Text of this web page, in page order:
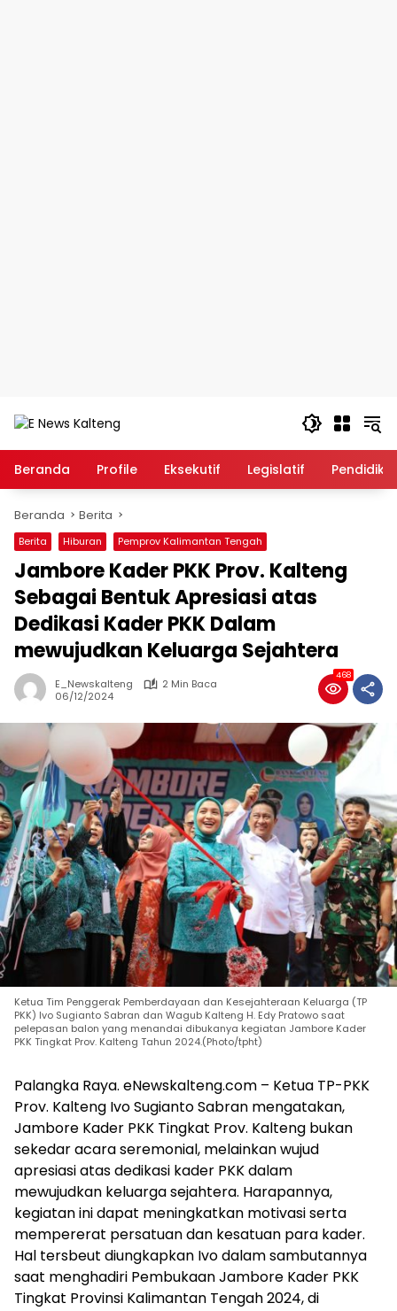
Beranda
Profile Eksekutif Legislatif
Beranda Berita
Berita Hiburan Pemprov Kalimantan Tengah
Jambore Kader PKK Prov. Kalteng
Sebagai Bentuk Apresiasi atas
Dedikasi Kader PKK Dalam
mewujudkan Keluarga Sejahtera
E_Newskalteng
2 Min Baca
06/12/2024
468
Ketua Tim Penggerak Pemberdayaan dan Kesejahteraan Keluarga (TP
PKK) Ivo Sugianto Sabran dan Wagub Kalteng H. Edy Pratowo saat
pelepasan balon yang menandai dibukanya kegiatan Jambore Kader
PKK Tingkat Prov. Kalteng Tahun 2024.(Photo/tpht)
Palangka Raya. eNewskalteng.com – Ketua TP-PKK
Prov. Kalteng Ivo Sugianto Sabran mengatakan,
Jambore Kader PKK Tingkat Prov. Kalteng bukan
sekedar acara seremonial, melainkan wujud
apresiasi atas dedikasi kader PKK dalam
mewujudkan keluarga sejahtera. Harapannya,
kegiatan ini dapat meningkatkan motivasi serta
mempererat persatuan dan kesatuan para kader.
Hal tersbeut diungkapkan Ivo dalam sambutannya
saat menghadiri Pembukaan Jambore Kader PKK
Tingkat Provinsi Kalimantan Tengah 2024, di